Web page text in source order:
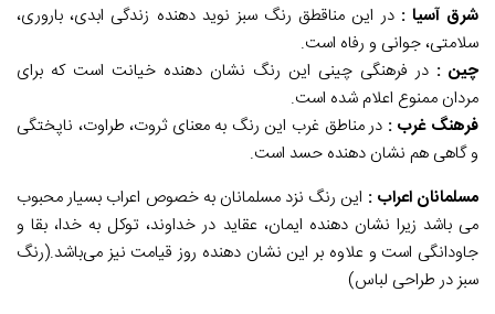
شرق آسیا : در این مناقطق رنگ سبز نوید دهنده زندگی ابدی، باروری،
سلامتی، جوانی و رفاه است.
چین : در فرهنگی چینی این رنگ نشان دهنده خیانت است که برای
مردان ممنوع اعلام شده است.
فرهنگ غرب : در مناطق غرب این رنگ به معنای ثروت، طراوت، ناپختگی
و گاهی هم نشان دهنده حسد است.
مسلمانان اعراب : این رنگ نزد مسلمانان به خصوص اعراب بسیار محبوب
می باشد زیرا نشان دهنده ایمان، عقاید در خداوند، توکل به خدا، بقا و
جاودانگی است و علاوه بر این نشان دهنده روز قیامت نیز می‌باشد.(رنگ
سبز در طراحی لباس)